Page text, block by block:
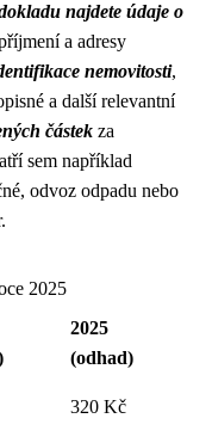
najdete údaje o
a adresy
nemovitosti,
a další relevantní
částek za
sem například
odvoz odpadu nebo
2025
2025
(odhad)
320 Kč